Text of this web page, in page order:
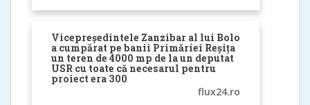
Vicepreședintele Zanzibar al lui Bolo
a cumpărat pe banii Primăriei Reșița
un teren de 4000 mp de la un deputat
USR cu toate că necesarul pentru
proiect era 300
flux24.ro